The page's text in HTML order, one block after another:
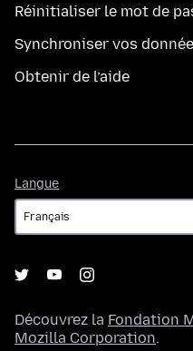
Réinitialiser le mot de
Synchroniser vos
Obtenir de l’aide
Langue
Découvrez la Fondation
Mozilla Corporation.